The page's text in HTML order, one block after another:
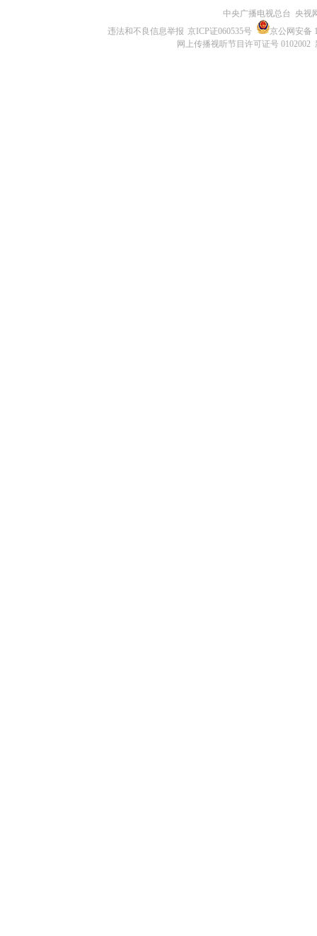
中央广播电视总台 央视
违法和不良信息举报 京ICP证060535号
京公网安备
网上传播视听节目许可证号 0102002